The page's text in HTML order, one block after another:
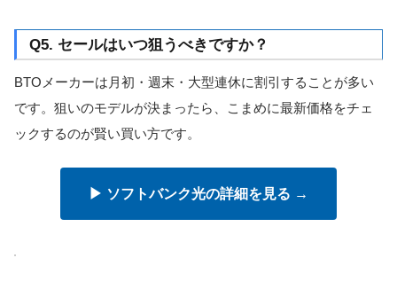
Q5. セールはいつ狙うべきですか？
BTOメーカーは月初・週末・大型連休に割引することが多い
です。狙いのモデルが決まったら、こまめに最新価格をチェ
ックするのが賢い買い方です。
▶ ソフトバンク光の詳細を見る →